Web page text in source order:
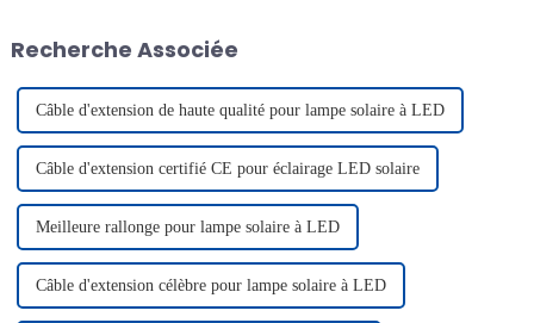
PV Wire offre une meilleure
Recherche Associée
Câble d'extension de haute qualité pour lampe solaire à LED
Câble d'extension certifié CE pour éclairage LED solaire
Meilleure rallonge pour lampe solaire à LED
Câble d'extension célèbre pour lampe solaire à LED